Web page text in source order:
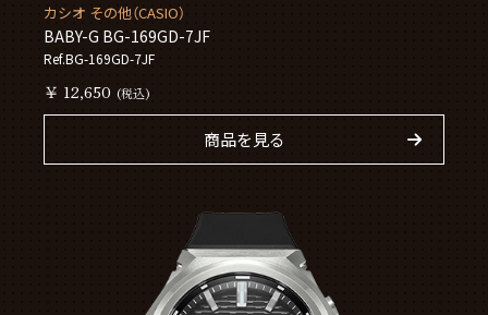
カシオ その他（CASIO）
BABY-G BG-169GD-7JF
Ref.BG-169GD-7JF
￥ 12,650 (税込)
商品を見る